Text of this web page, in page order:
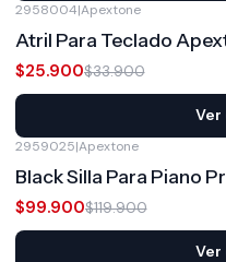
2958004|Apextone
Atril Para Teclado
$25.900$33.900
Ver
2959025|Apextone
Black Silla Para Piano
$99.900$119.900
Ver